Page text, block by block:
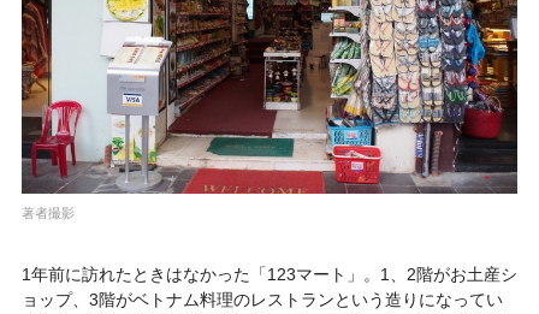
著者撮影
1年前に訪れたときはなかった「123マート 」。1、2階がお土産シ
ョップ、3階がベトナム料理のレストランという造りになってい